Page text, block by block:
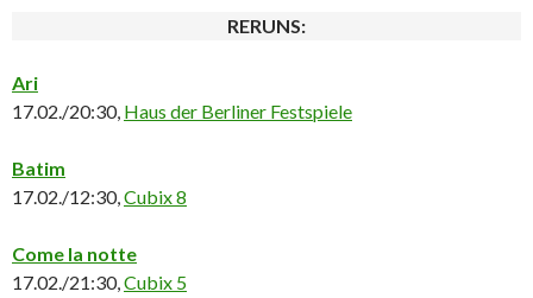
RERUNS:
Ari
17.02./20:30, Haus der Berliner Festspiele
Batim
17.02./12:30, Cubix 8
Come la notte
17.02./21:30, Cubix 5